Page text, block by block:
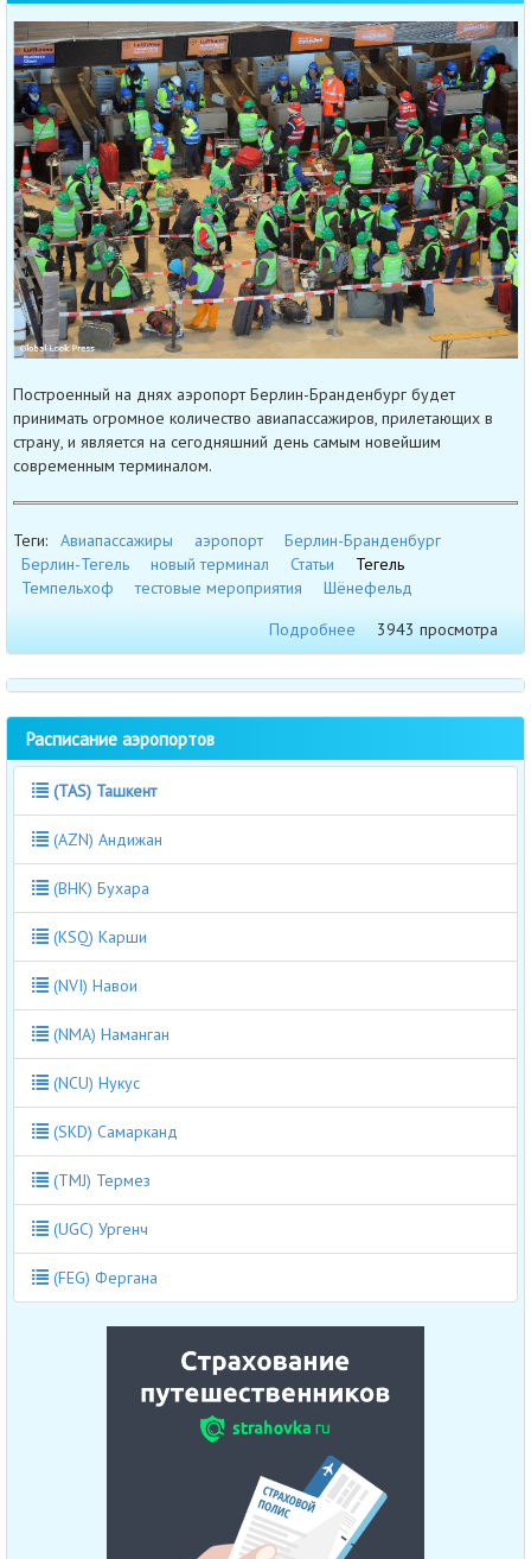
Построенный на днях аэропорт Берлин-Бранденбург будет
принимать огромное количество авиапассажиров, прилетающих в
страну, и является на сегодняшний день самым новейшим
современным терминалом.
Теги: Авиапассажиры аэропорт
Берлин-Бранденбург
Берлин-Тегель
новый терминал Статьи
Тегель
Темпельхоф
тестовые мероприятия
Шёнефельд
Подробнее
3943 просмотра
Расписание аэропортов
(TAS) Ташкент
(AZN) Андижан
(BHK) Бухара
(KSQ) Карши
(NVI) Навои
(NMA) Наманган
(NCU) Нукус
(SKD) Самарканд
(TMJ) Термез
(UGC) Ургенч
(FEG) Фергана